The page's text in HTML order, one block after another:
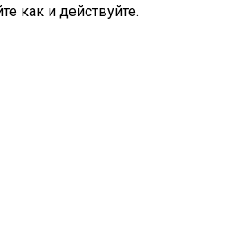
как и действуйте.